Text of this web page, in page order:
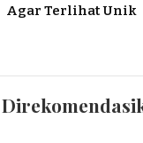
Agar Terlihat Unik